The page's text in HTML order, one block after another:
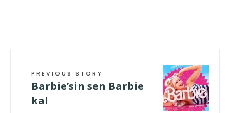
PREVIOUS STORY
Barbie’sin sen Barbie
kal